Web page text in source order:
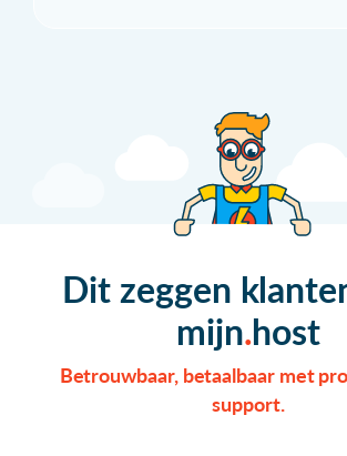
Dit zeggen
mijn host
Betrouwbaar, betaalbaar met
support.